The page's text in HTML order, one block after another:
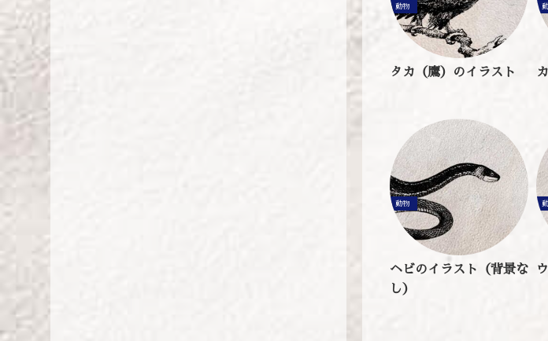
動物
タカ（鷹）のイラスト
動物
ヘビのイラスト（背景な
し）